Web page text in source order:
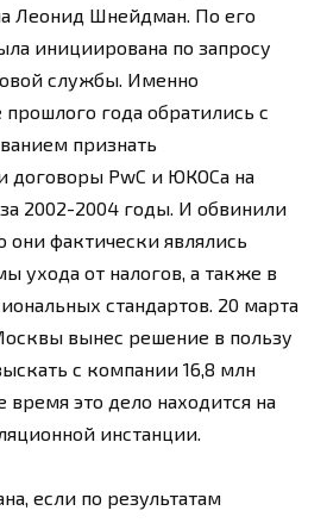
Леонид Шнейдман. По его
инициирована по запросу
службы. Именно
года обратились с
признать
договоры PwC и ЮКОСа на
2002-2004 годы. И обвинили
они фактически являлись
ухода от налогов, а также в
стандартов. 20 марта
вынес решение в пользу
с компании 16,8 млн
время это дело находится на
инстанции.
если по результатам